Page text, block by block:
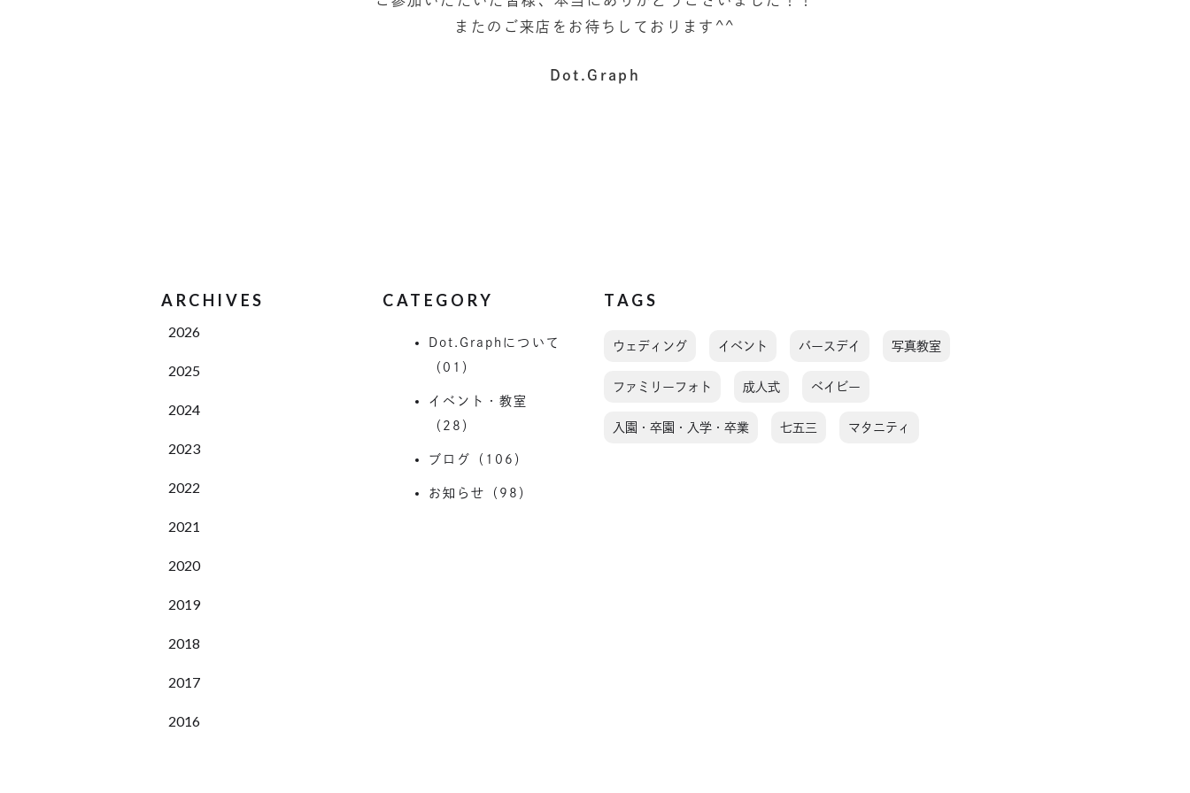
またのご来店をお待ちしております^^
Dot.Graph
ARCHIVES
2026
2025
2024
2023
2022
2021
2020
2019
2018
2017
2016
CATEGORY
Dot.Graphについて
（01）
イベント・教室
（28）
ブログ（106）
お知らせ（98）
TAGS
ウェディング イベント バースデイ 写真教室
ファミリーフォト 成人式 ベイビー
入園・卒園・入学・卒業 七五三 マタニティ